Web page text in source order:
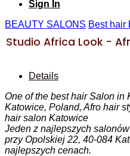
Sign In
BEAUTY SALONS Best hair
Studio Africa Look -
Details
One of the best hair Salon in
Katowice, Poland, Afro hair
hair salon Katowice
Jeden z najlepszych
przy Opolskiej 22, 40-084
najlepszych cenach.